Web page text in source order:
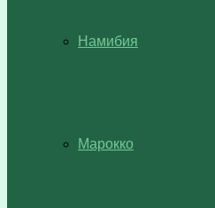
Намибия
Марокко